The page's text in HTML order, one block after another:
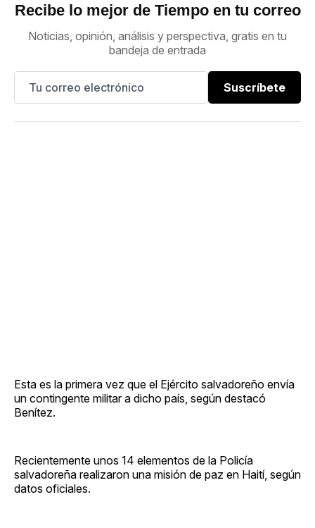
Recibe lo mejor de Tiempo en tu correo
Noticias, opinión, análisis y perspectiva, gratis en tu
bandeja de entrada
Suscríbete
Esta es la primera vez que el Ejército salvadoreño envía
un contingente militar a dicho país, según destacó
Benítez.
Recientemente unos 14 elementos de la Policía
salvadoreña realizaron una misión de paz en Haití, según
datos oficiales.